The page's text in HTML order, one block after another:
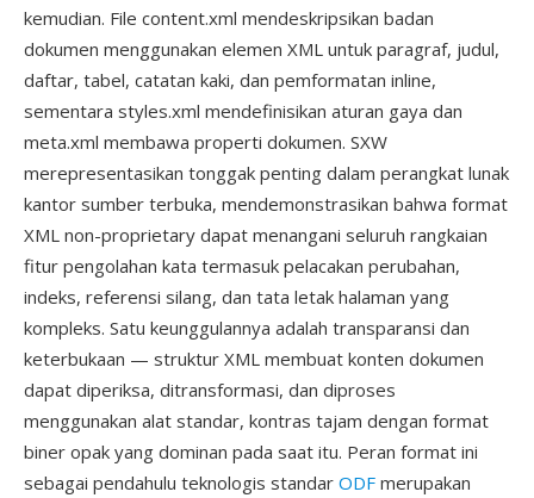
kemudian. File content.xml mendeskripsikan badan
dokumen menggunakan elemen XML untuk paragraf, judul,
daftar, tabel, catatan kaki, dan pemformatan inline,
sementara styles.xml mendefinisikan aturan gaya dan
meta.xml membawa properti dokumen. SXW
merepresentasikan tonggak penting dalam perangkat lunak
kantor sumber terbuka, mendemonstrasikan bahwa format
XML non-proprietary dapat menangani seluruh rangkaian
fitur pengolahan kata termasuk pelacakan perubahan,
indeks, referensi silang, dan tata letak halaman yang
kompleks. Satu keunggulannya adalah transparansi dan
keterbukaan — struktur XML membuat konten dokumen
dapat diperiksa, ditransformasi, dan diproses
menggunakan alat standar, kontras tajam dengan format
biner opak yang dominan pada saat itu. Peran format ini
sebagai pendahulu teknologis standar ODF merupakan